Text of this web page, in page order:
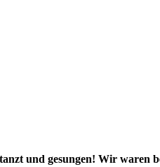
und gesungen! Wir waren